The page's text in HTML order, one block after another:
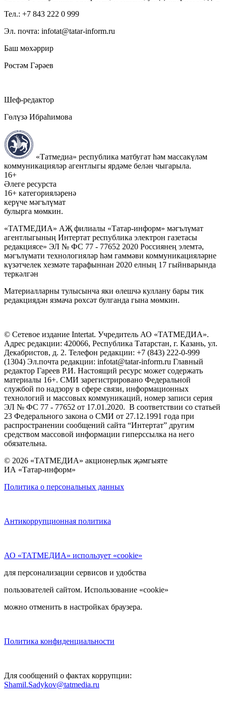
Тел.: +7 843 222 0 999
Эл. почта: infotat@tatar-inform.ru
Баш мөхәррир
Рөстәм Гәрәев
Шеф-редактор
Гөлүзә Ибраһимова
«Татмедиа» республика матбугат һәм массакүләм
коммуникацияләр агентлыгы ярдәме белән чыгарыла.
16+
Әлеге ресурста
16+ категорияләренә
керүче мәгълүмат
булырга мөмкин.
«ТАТМЕДИА» АҖ филиалы «Татар-информ» мәгълүмат
агентлыгының Интертат республика электрон газетасы
редакциясе» ЭЛ № ФС 77 - 77652 2020 Россиянең элемтә,
мәгълүмати технологияләр һәм гаммәви коммуникацияләрне
күзәтчелек хезмәте тарафыннан 2020 елның 17 гыйнварында
теркәлгән
Материалларны тулысынча яки өлешчә куллану бары тик
редакциядән язмача рөхсәт булганда гына мөмкин.
© Сетевое издание Intertat. Учредитель АО «ТАТМЕДИА».
Адрес редакции: 420066, Республика Татарстан, г. Казань, ул.
Декабристов, д. 2. Телефон редакции: +7 (843) 222-0-999
(1304) Эл.почта редакции: infotat@tatar-inform.ru Главный
редактор Гареев Р.И. Настоящий ресурс может содержать
материалы 16+. СМИ зарегистрировано Федеральной
службой по надзору в сфере связи, информационных
технологий и массовых коммуникаций, номер записи серия
ЭЛ № ФС 77 - 77652 от 17.01.2020. В соответствии со статьей
23 Федерального закона о СМИ от 27.12.1991 года при
распространении сообщений сайта “Интертат” другим
средством массовой информации гиперссылка на него
обязательна.
© 2026 «ТАТМЕДИА» акционерлык җәмгыяте
ИА «Татар-информ»
Политика о персональных данных
Антикоррупционная политика
АО «ТАТМЕДИА» использует «cookie»
для персонализации сервисов и удобства
пользователей сайтом. Использование «cookie»
можно отменить в настройках браузера.
Политика конфиденциальности
Для сообщений о фактах коррупции:
Shamil.Sadykov@tatmedia.ru